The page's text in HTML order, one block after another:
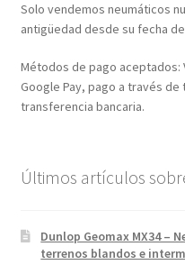
Solo vendemos neumáticos
antigüedad desde su fecha
Métodos de pago aceptados:
Google Pay, pago a través de
transferencia bancaria.
Últimos artículos
Dunlop Geomax MX34 –
terrenos blandos e